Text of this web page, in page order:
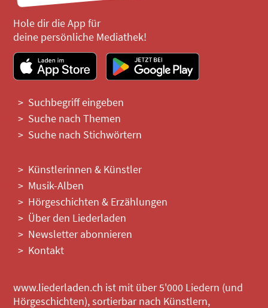
Hole dir die App für
deine persönliche Mediathek!
Suchbegriff eingeben
Suche nach Themen
Suche nach Stichwörtern
Künstlerinnen & Künstler
Musik-Alben
Hörgeschichten & Erzählungen
Über den Liederladen
Newsletter abonnieren
Kontakt
www.liederladen.ch ist mit über 5'000 Liedern (und
Hörgeschichten), sortierbar nach Künstlern,